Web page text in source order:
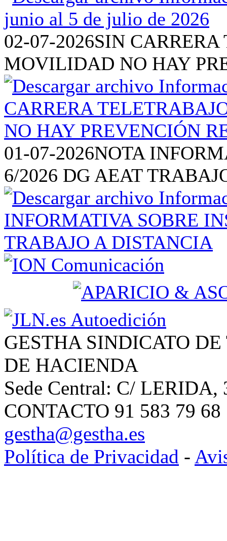
02-07-2026SIN
MOVILIDAD NO HAY
01-07-2026NOTA
6/2026 DG AEAT
GESTHA SINDICATO
DE HACIENDA
Sede Central: C/
CONTACTO 91 583 79
gestha@gestha.es
Política de Privacidad -